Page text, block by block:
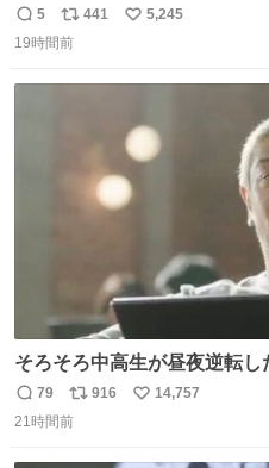
ちゃんと座ってポーズを取っ
返
信
5
リ
ポ
441
い
5,245
19時間前
そろそろ中高生が昼夜逆転
返
信
79
リ
ポ
916
い
14,757
21時間前